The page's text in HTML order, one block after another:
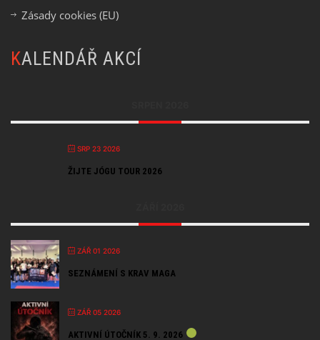
Zásady cookies (EU)
KALENDÁŘ AKCÍ
SRP 23 2026
ŽIJTE JÓGU TOUR 2026
ZÁŘ 01 2026
SEZNÁMENÍ S KRAV MAGA
ZÁŘ 05 2026
AKTIVNÍ ÚTOČNÍK 5. 9. 2026